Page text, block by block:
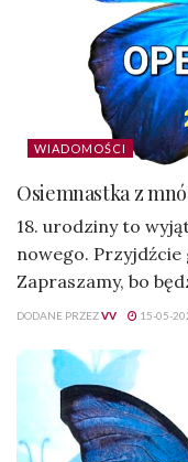
WIADOMOŚCI
Osiemnastka z
18. urodziny to
nowego.
Zapraszamy, bo
DODANE PRZEZVV 15-05-